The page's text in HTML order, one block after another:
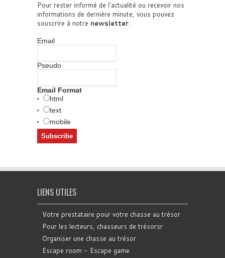
Pour rester informé de l'actualité ou recevoir nos
informations de dernière minute, vous pouvez
souscrire à notre newsletter.
Email
Pseudo
Email Format
html
text
mobile
LIENS UTILES
Votre prestataire pour votre chasse au trésor
Pour les lecteurs, chasseurs de trésorsr
Organiser une chasse au trésor
Escape room - Escape game